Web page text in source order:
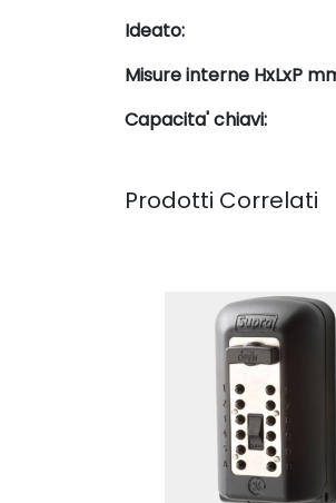
Ideato:
Misure interne HxLxP
Capacita' chiavi:
Prodotti Correlati